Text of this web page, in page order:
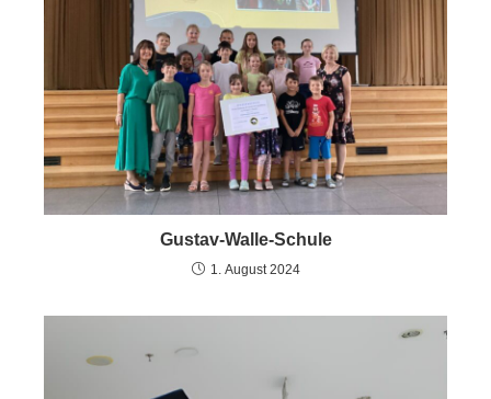
Gustav-Walle-Schule
1. August 2024